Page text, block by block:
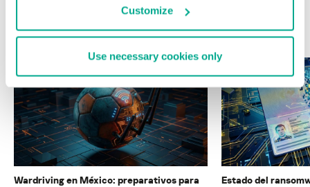
Customize
Use necessary cookies only
ÚLTIMAS PUBLICACIONES
Wardriving en México: preparativos para
Estado del